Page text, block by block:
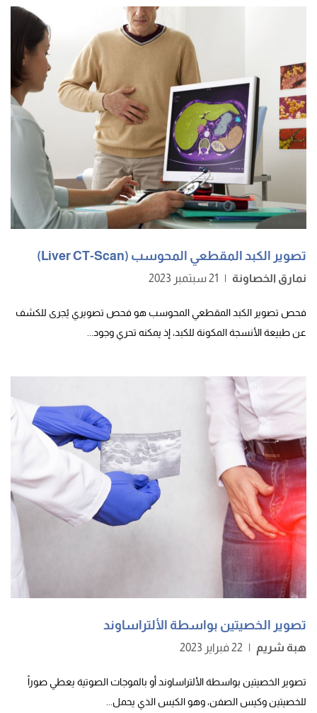
تصوير الكبد المقطعي المحوسب (Liver CT-Scan)
نمارق الخصاونة | 21 سبتمبر 2023
فحص تصوير الكبد المقطعي المحوسب هو فحص تصويري يُجرى للكشف
عن طبيعة الأنسجة المكونة للكبد، إذ يمكنه تحري وجود...
تصوير الخصيتين بواسطة الألتراساوند
هبة شريم | 22 فبراير 2023
تصوير الخصيتين بواسطة الألتراساوند أو بالموجات الصوتية يعطي صوراً
للخصيتين وكيس الصفن، وهو الكيس الذي يحمل...